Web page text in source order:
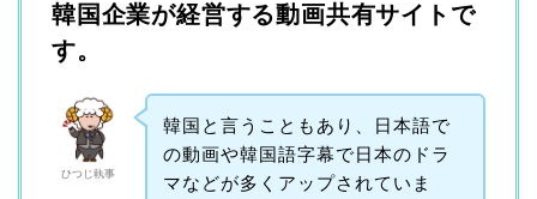
韓国企業が経営する動画共有サイトで
す。
ひつじ執事
韓国と言うこともあり、日本語で
の動画や韓国語字幕で日本のドラ
マなどが多くアップされていま